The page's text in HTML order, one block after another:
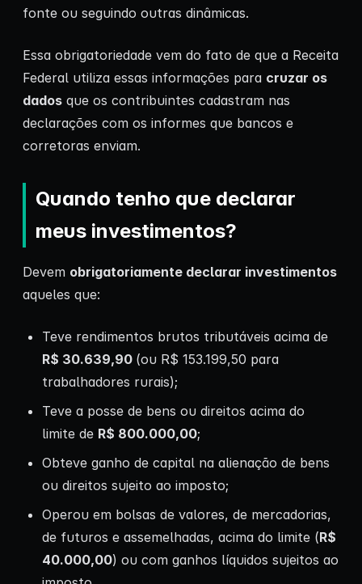
fonte ou seguindo outras dinâmicas.
Essa obrigatoriedade vem do fato de que a Receita
Federal utiliza essas informações para cruzar os
dados que os contribuintes cadastram nas
declarações com os informes que bancos e
corretoras enviam.
Quando tenho que declarar
meus investimentos?
Devem obrigatoriamente declarar investimentos
aqueles que:
Teve rendimentos brutos tributáveis acima de
R$ 30.639,90 (ou R$ 153.199,50 para
trabalhadores rurais);
Teve a posse de bens ou direitos acima do
limite de R$ 800.000,00;
Obteve ganho de capital na alienação de bens
ou direitos sujeito ao imposto;
Operou em bolsas de valores, de mercadorias,
de futuros e assemelhadas, acima do limite (R$
40.000,00) ou com ganhos líquidos sujeitos ao